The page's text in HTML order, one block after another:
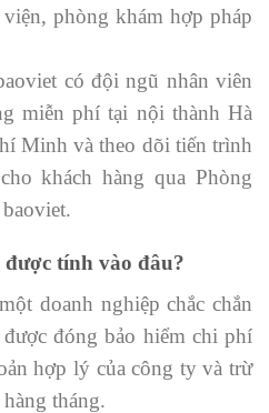
phòng khám hợp pháp
có đội ngũ nhân viên
miễn phí tại nội thành Hà
Minh và theo dõi tiến trình
khách hàng qua Phòng
được tính vào đâu?
doanh nghiệp chắc chắn
đóng bảo hiểm chi phí
hợp lý của công ty và trừ
tháng.